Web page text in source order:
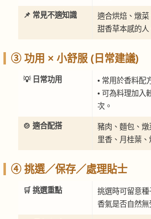
📌 常見不適知識
適合烘焙、燉
甜香草本感的人
③ 功用 × 小舒服 (日常建議)
💡 日常功用
• 常用於香料配
• 可為料理加入
次。
🍲 適合配搭
豬肉、麵包、
里香、月桂葉、
④ 挑選／保存／處理貼士
🛒 挑選重點
挑選時可留意種
香氣是否自然無